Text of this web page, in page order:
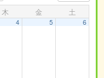
木 金 土
4 5 6